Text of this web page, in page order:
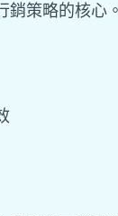
策略的核心